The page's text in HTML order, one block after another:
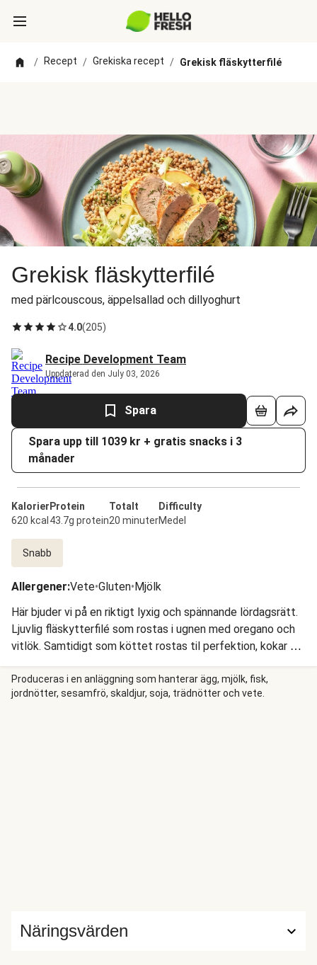
/ Recept / Grekiska recept / Grekisk fläskytterfilé
Grekisk fläskytterfilé
med pärlcouscous, äppelsallad och dillyoghurt
4.0(205)
Recipe Development Team
Uppdaterad den July 03, 2026
Spara
Spara upp till 1039 kr + gratis snacks i 3
månader
Kalorier
620 kcal
Protein
43.7g protein
Totalt
20 minuter
Difficulty
Medel
Snabb
Allergener:Vete•Gluten•Mjölk
Här bjuder vi på en riktigt lyxig och spännande lördagsrätt.
Ljuvlig fläskytterfilé som rostas i ugnen med oregano och
vitlök. Samtidigt som köttet rostas til perfektion, kokar vi
pärlcouscous, och blandar en fräsch sallad med äpple och
kål. Vi serverar kött, pärlcouscous och sallad med en stor
klick krämig dillyoghurt!
Produceras i en anläggning som hanterar ägg, mjölk, fisk,
jordnötter, sesamfrö, skaldjur, soja, trädnötter och vete.
Näringsvärden